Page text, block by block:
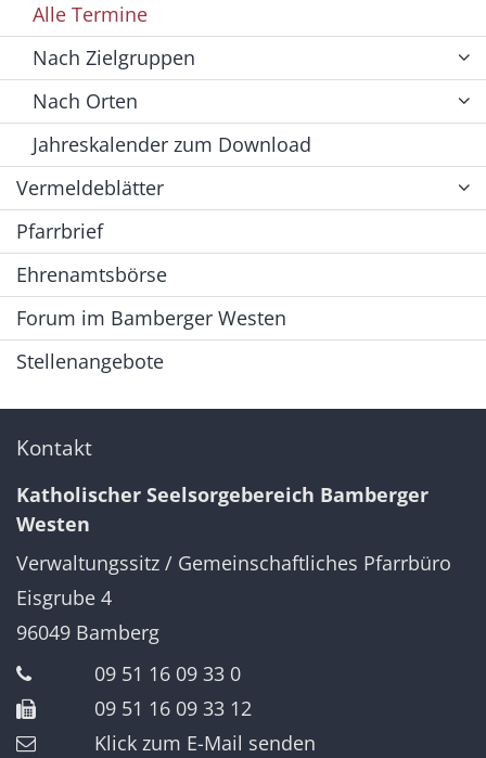
Alle Termine
Nach Zielgruppen
Nach Orten
Jahreskalender zum Download
Vermeldeblätter
Pfarrbrief
Ehrenamtsbörse
Forum im Bamberger Westen
Stellenangebote
Kontakt
Katholischer Seelsorgebereich Bamberger
Westen
Verwaltungssitz / Gemeinschaftliches Pfarrbüro
Eisgrube 4
96049 Bamberg
09 51 16 09 33 0
09 51 16 09 33 12
Klick zum E-Mail senden